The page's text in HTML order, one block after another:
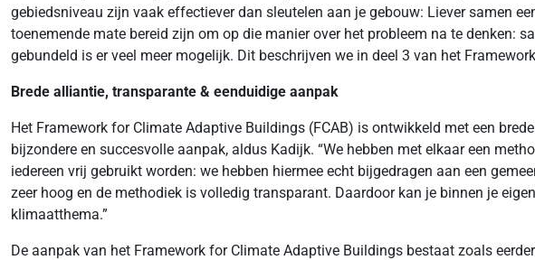
gebiedsniveau zijn vaak effectiever dan sleutelen aan je gebouw: Liever samen
toenemende mate bereid zijn om op die manier over het probleem na te denken:
gebundeld is er veel meer mogelijk. Dit beschrijven we in deel 3 van het
Brede alliantie, transparante & eenduidige aanpak
Het Framework for Climate Adaptive Buildings (FCAB) is ontwikkeld met een
bijzondere en succesvolle aanpak, aldus Kadijk. “We hebben met elkaar een
iedereen vrij gebruikt worden: we hebben hiermee echt bijgedragen aan een
zeer hoog en de methodiek is volledig transparant. Daardoor kan je binnen je
klimaatthema.”
De aanpak van het Framework for Climate Adaptive Buildings bestaat zoals